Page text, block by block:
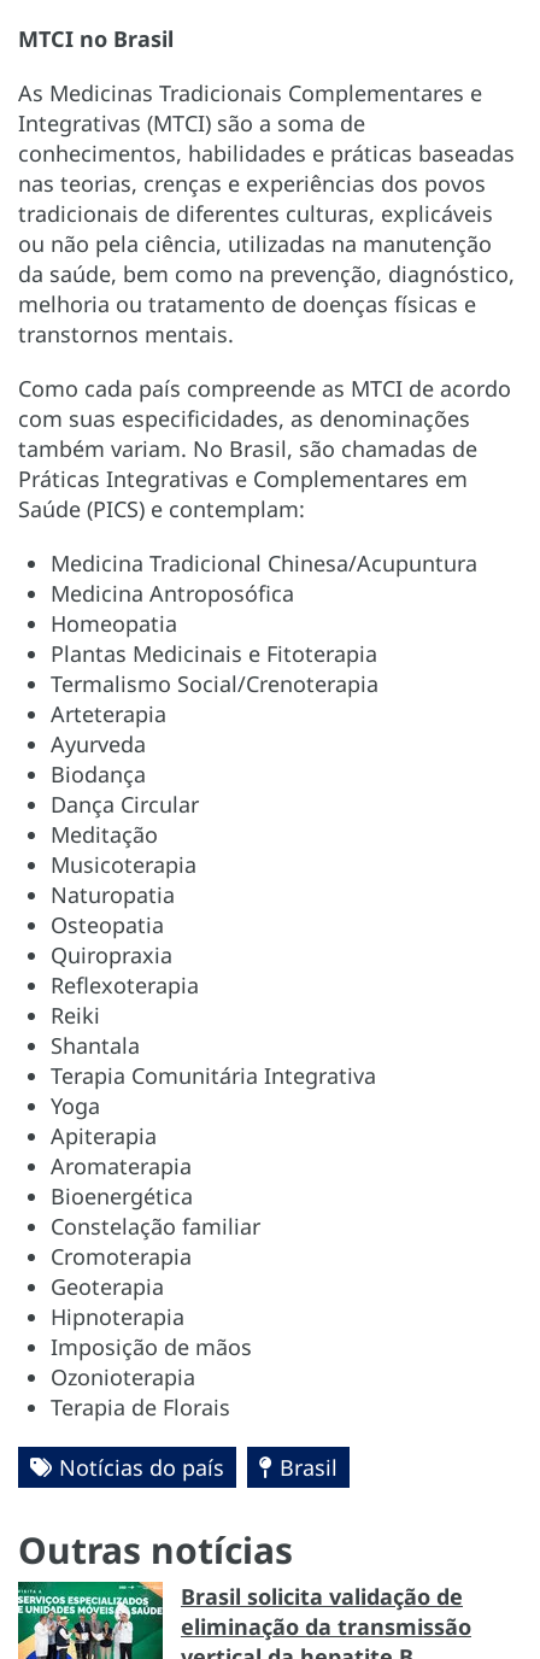
MTCI no Brasil
As Medicinas Tradicionais Complementares e
Integrativas (MTCI) são a soma de
conhecimentos, habilidades e práticas baseadas
nas teorias, crenças e experiências dos povos
tradicionais de diferentes culturas, explicáveis
ou não pela ciência, utilizadas na manutenção
da saúde, bem como na prevenção, diagnóstico,
melhoria ou tratamento de doenças físicas e
transtornos mentais.
Como cada país compreende as MTCI de acordo
com suas especificidades, as denominações
também variam. No Brasil, são chamadas de
Práticas Integrativas e Complementares em
Saúde (PICS) e contemplam:
Medicina Tradicional Chinesa/Acupuntura
Medicina Antroposófica
Homeopatia
Plantas Medicinais e Fitoterapia
Termalismo Social/Crenoterapia
Arteterapia
Ayurveda
Biodança
Dança Circular
Meditação
Musicoterapia
Naturopatia
Osteopatia
Quiropraxia
Reflexoterapia
Reiki
Shantala
Terapia Comunitária Integrativa
Yoga
Apiterapia
Aromaterapia
Bioenergética
Constelação familiar
Cromoterapia
Geoterapia
Hipnoterapia
Imposição de mãos
Ozonioterapia
Terapia de Florais
Notícias do país Brasil
Outras notícias
Brasil solicita validação de
eliminação da transmissão